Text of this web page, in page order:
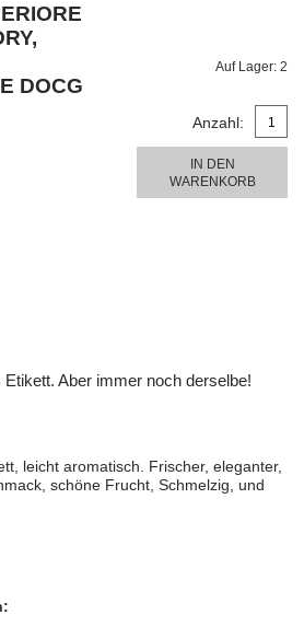
DOCG
Auf Lager: 2
Anzahl:
IN DEN
WARENKORB
Aber immer noch derselbe!
leicht aromatisch. Frischer, eleganter,
schöne Frucht, Schmelzig, und